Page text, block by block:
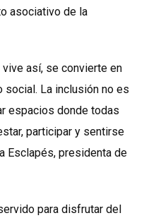
asociativo de la
vive así, se convierte en
social. La inclusión no es
espacios donde todas
participar y sentirse
Esclapés, presidenta de
para disfrutar del